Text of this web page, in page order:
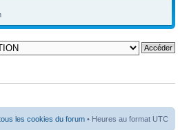
les cookies du forum • Heures au format UTC